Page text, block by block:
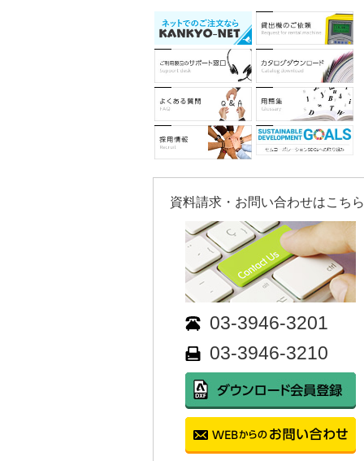
資料請求・お問い合わせはこち
03-3946-3201
03-3946-3210